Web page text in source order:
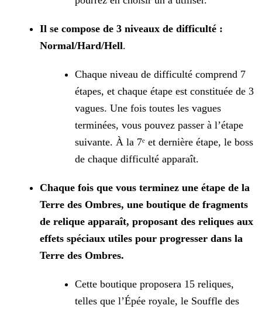
Il se compose de 3 niveaux de difficulté :
Normal/Hard/Hell.
Chaque niveau de difficulté comprend 7
étapes, et chaque étape est constituée de 3
vagues. Une fois toutes les vagues
terminées, vous pouvez passer à l’étape
suivante. À la 7ᵉ et dernière étape, le boss
de chaque difficulté apparaît.
Chaque fois que vous terminez une étape de la
Terre des Ombres, une boutique de fragments
de relique apparaît, proposant des reliques aux
effets spéciaux utiles pour progresser dans la
Terre des Ombres.
Cette boutique proposera 15 reliques,
telles que l’Épée royale, le Souffle des